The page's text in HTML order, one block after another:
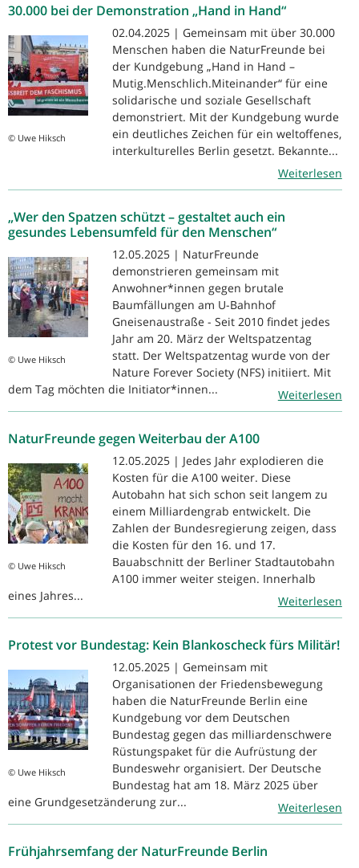
30.000 bei der Demonstration „Hand in Hand“
© Uwe Hiksch
02.04.2025 | Gemeinsam mit über 30.000
Menschen haben die NaturFreunde bei
der Kundgebung „Hand in Hand –
Mutig.Menschlich.Miteinander“ für eine
solidarische und soziale Gesellschaft
demonstriert. Mit der Kundgebung wurde
ein deutliches Zeichen für ein weltoffenes,
interkulturelles Berlin gesetzt. Bekannte...
Weiterlesen
„Wer den Spatzen schützt – gestaltet auch ein
gesundes Lebensumfeld für den Menschen“
© Uwe Hiksch
12.05.2025 | NaturFreunde
demonstrieren gemeinsam mit
Anwohner*innen gegen brutale
Baumfällungen am U-Bahnhof
Gneisenaustraße - Seit 2010 findet jedes
Jahr am 20. März der Weltspatzentag
statt. Der Weltspatzentag wurde von der
Nature Forever Society (NFS) initiiert. Mit
dem Tag möchten die Initiator*innen...
Weiterlesen
NaturFreunde gegen Weiterbau der A100
© Uwe Hiksch
12.05.2025 | Jedes Jahr explodieren die
Kosten für die A100 weiter. Diese
Autobahn hat sich schon seit langem zu
einem Milliardengrab entwickelt. Die
Zahlen der Bundesregierung zeigen, dass
die Kosten für den 16. und 17.
Bauabschnitt der Berliner Stadtautobahn
A100 immer weiter steigen. Innerhalb
eines Jahres...
Weiterlesen
Protest vor Bundestag: Kein Blankoscheck fürs Militär!
© Uwe Hiksch
12.05.2025 | Gemeinsam mit
Organisationen der Friedensbewegung
haben die NaturFreunde Berlin eine
Kundgebung vor dem Deutschen
Bundestag gegen das milliardenschwere
Rüstungspaket für die Aufrüstung der
Bundeswehr organisiert. Der Deutsche
Bundestag hat am 18. März 2025 über
eine Grundgesetzänderung zur...
Weiterlesen
Frühjahrsemfang der NaturFreunde Berlin